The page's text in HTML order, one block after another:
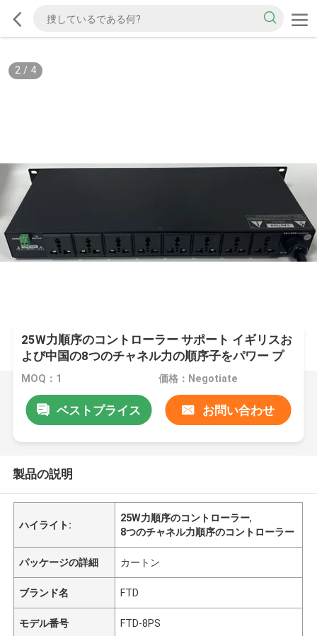
2/ 4
25W力順序のコントローラー サポート イギリスお
よび中国の8つのチャネル力の順序子をパワー プ
ラグ
MOQ：1 価格：Negotiate
ベストプライス お問い合わせ
製品の説明
ハイライト:
25W力順序のコントローラー,
8つのチャネル力順序のコントローラー
パッケージの詳細 カートン
ブランド名 FTD
モデル番号 FTD-8PS